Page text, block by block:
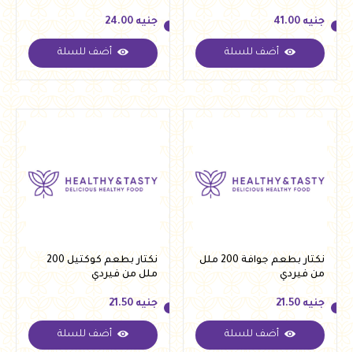
جنيه
جنيه 41.00
أضف للسلة
جنيه
جنيه 24.00
أضف للسلة
نكتار بطعم جوافة 200 ملل
من فيردي
جنيه
جنيه 21.50
أضف للسلة
نكتار بطعم كوكتيل 200
ملل من فيردي
جنيه
جنيه 21.50
أضف للسلة